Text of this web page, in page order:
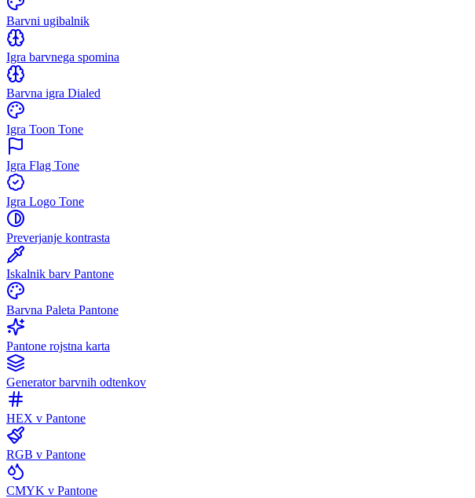
Barvni ugibalnik
Igra barvnega spomina
Barvna igra Dialed
Igra Toon Tone
Igra Flag Tone
Igra Logo Tone
Preverjanje kontrasta
Iskalnik barv Pantone
Barvna Paleta Pantone
Pantone rojstna karta
Generator barvnih odtenkov
HEX v Pantone
RGB v Pantone
CMYK v Pantone